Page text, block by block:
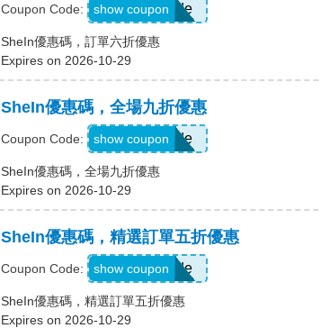
Coupon Code: Show Code
show coupon
SheIn優惠碼，訂單六折優惠
Expires on 2026-10-29
SheIn優惠碼，全場九折優惠
Coupon Code: Show Code
show coupon
SheIn優惠碼，全場九折優惠
Expires on 2026-10-29
SheIn優惠碼，精選訂單五折優惠
Coupon Code: Show Code
show coupon
SheIn優惠碼，精選訂單五折優惠
Expires on 2026-10-29